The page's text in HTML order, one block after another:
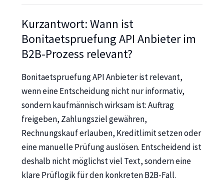
Kurzantwort: Wann ist
Bonitaetspruefung API Anbieter im
B2B-Prozess relevant?
Bonitaetspruefung API Anbieter ist relevant,
wenn eine Entscheidung nicht nur informativ,
sondern kaufmännisch wirksam ist: Auftrag
freigeben, Zahlungsziel gewähren,
Rechnungskauf erlauben, Kreditlimit setzen oder
eine manuelle Prüfung auslösen. Entscheidend ist
deshalb nicht möglichst viel Text, sondern eine
klare Prüflogik für den konkreten B2B-Fall.